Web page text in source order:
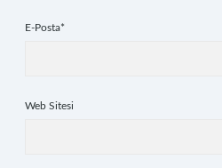
E-Posta*
Web Sitesi